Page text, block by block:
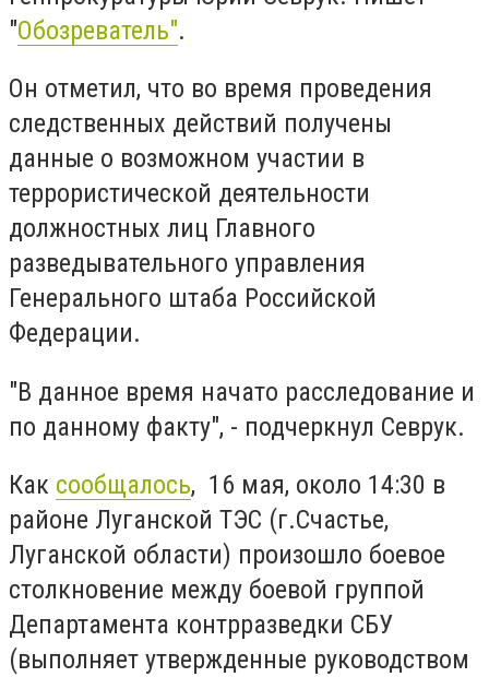
"Обозреватель".
Он отметил, что во время проведения
следственных действий получены
данные о возможном участии в
террористической деятельности
должностных лиц Главного
разведывательного управления
Генерального штаба Российской
Федерации.
"В данное время начато расследование и
по данному факту", - подчеркнул Севрук.
Как сообщалось, 16 мая, около 14:30 в
районе Луганской ТЭС (г.Счастье,
Луганской области) произошло боевое
столкновение между боевой группой
Департамента контрразведки СБУ
(выполняет утвержденные руководством